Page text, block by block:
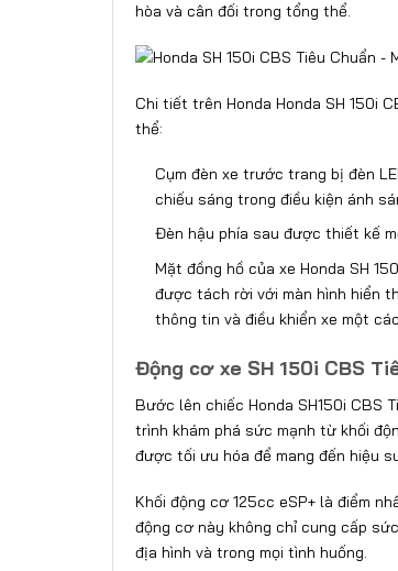
hòa và cân đối trong tổng thể.
Chi tiết trên Honda Honda SH 150i
thể:
Cụm đèn xe trước trang bị đèn
chiếu sáng trong điều kiện ánh
Đèn hậu phía sau được thiết kế
Mặt đồng hồ của xe Honda SH
được tách rời với màn hình hiển
thông tin và điều khiển xe một
Động cơ xe SH 150i CBS
Bước lên chiếc Honda SH150i CBS
trình khám phá sức mạnh từ khối
được tối ưu hóa để mang đến hiệu
Khối động cơ 125cc eSP+ là điểm
động cơ này không chỉ cung cấp
địa hình và trong mọi tình huống.